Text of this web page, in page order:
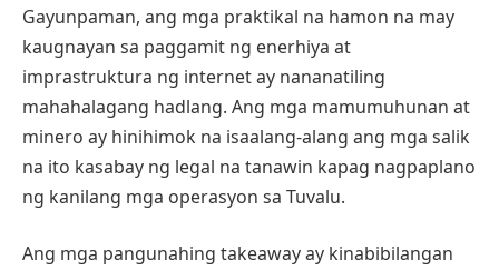
Gayunpaman, ang mga praktikal na hamon na may
kaugnayan sa paggamit ng enerhiya at
imprastruktura ng internet ay nananatiling
mahahalagang hadlang. Ang mga mamumuhunan at
minero ay hinihimok na isaalang-alang ang mga salik
na ito kasabay ng legal na tanawin kapag nagpaplano
ng kanilang mga operasyon sa Tuvalu.
Ang mga pangunahing takeaway ay kinabibilangan